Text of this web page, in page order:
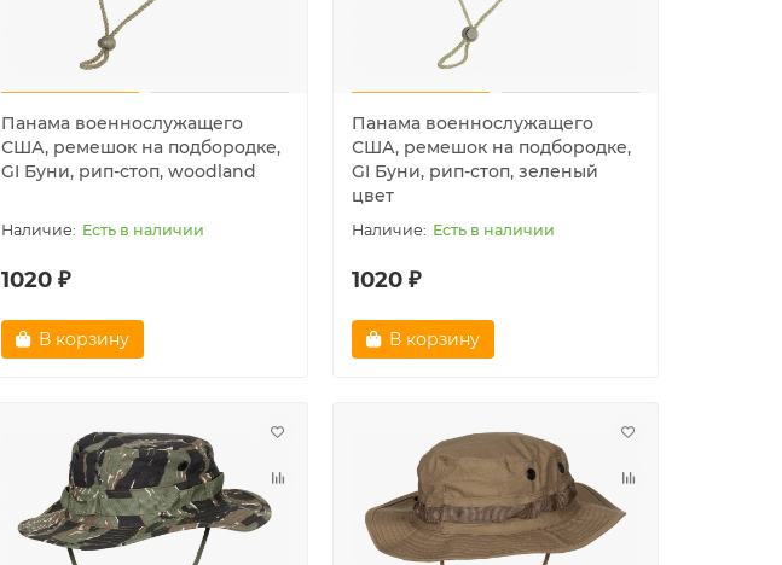
Панама военнослужащего
США, ремешок на подбородке,
GI Буни, рип-стоп, woodland
Есть в наличии
1020 ₽
В корзину
Панама военнослужащего
США, ремешок на подбородке,
GI Буни, рип-стоп, зеленый
цвет
Есть в наличии
1020 ₽
В корзину